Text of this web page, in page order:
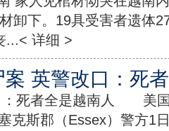
卸下。19具受害者遗体
...< 详细 >
英警改口：死
：死者全是越南人 美
克斯郡（Essex）警方1